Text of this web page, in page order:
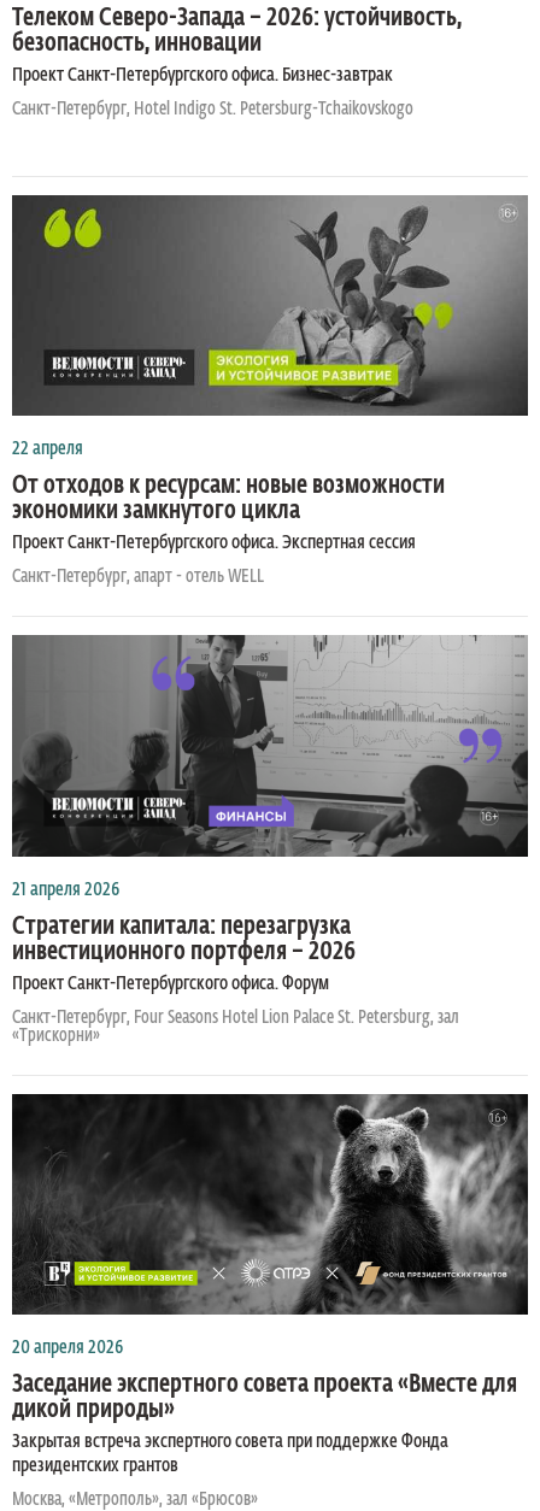
Телеком Северо-Запада – 2026: устойчивость,
безопасность, инновации
Проект Санкт-Петербургского офиса. Бизнес-завтрак
Санкт-Петербург, Hotel Indigo St. Petersburg-Tchaikovskogo
22 апреля
От отходов к ресурсам: новые возможности
экономики замкнутого цикла
Проект Санкт-Петербургского офиса. Экспертная сессия
Санкт-Петербург, апарт - отель WELL
21 апреля 2026
Стратегии капитала: перезагрузка
инвестиционного портфеля – 2026
Проект Санкт-Петербургского офиса. Форум
Санкт-Петербург, Four Seasons Hotel Lion Palace St. Petersburg, зал
«Трискорни»
20 апреля 2026
Заседание экспертного совета проекта «Вместе для
дикой природы»
Закрытая встреча экспертного совета при поддержке Фонда
президентских грантов
Москва, «Метрополь», зал «Брюсов»